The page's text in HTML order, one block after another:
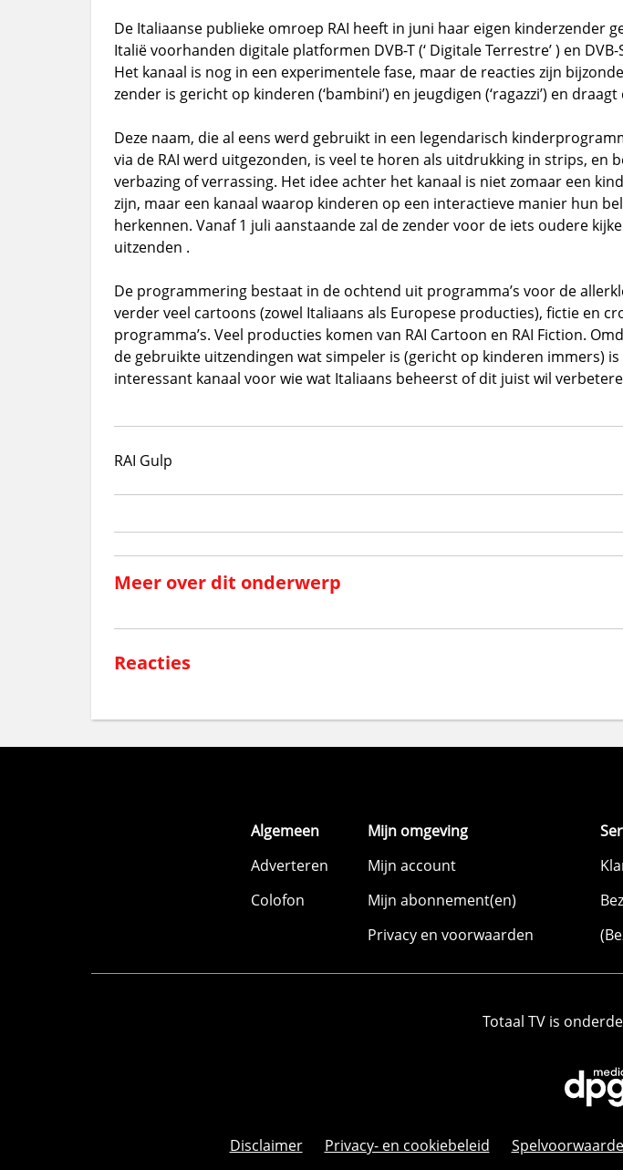
De Italiaanse publieke omroep RAI heeft in juni haar eigen kinderzender
Italië voorhanden digitale platformen DVB-T (‘ Digitale Terrestre’ ) en
Het kanaal is nog in een experimentele fase, maar de reacties zijn
zender is gericht op kinderen (‘bambini’) en jeugdigen (‘ragazzi’) en
Deze naam, die al eens werd gebruikt in een legendarisch
via de RAI werd uitgezonden, is veel te horen als uitdrukking in strips, en
verbazing of verrassing. Het idee achter het kanaal is niet zomaar een
zijn, maar een kanaal waarop kinderen op een interactieve manier hun
herkennen. Vanaf 1 juli aanstaande zal de zender voor de iets oudere
uitzenden .
De programmering bestaat in de ochtend uit programma’s voor de
verder veel cartoons (zowel Italiaans als Europese producties), fictie en
programma’s. Veel producties komen van RAI Cartoon en RAI Fiction.
de gebruikte uitzendingen wat simpeler is (gericht op kinderen immers)
interessant kanaal voor wie wat Italiaans beheerst of dit juist wil
RAI Gulp
Meer over dit onderwerp
Reacties
Algemeen
Adverteren
Colofon
Mijn omgeving
Mijn account
Mijn abonnement(en)
Privacy en voorwaarden
Totaal TV is
Disclaimer Privacy- en cookiebeleid